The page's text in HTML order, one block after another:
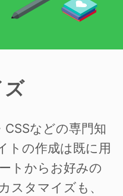
ズ
などの専門知
トの作成は既に用
トからお好みの
スタマイズも、